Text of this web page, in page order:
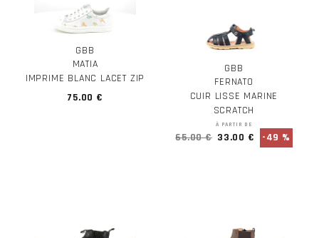
GBB
MATIA
IMPRIME BLANC LACET ZIP
75.00 €
GBB
FERNATO
CUIR LISSE MARINE
SCRATCH
À PARTIR DE
65.00 € 33.00 € -49 %